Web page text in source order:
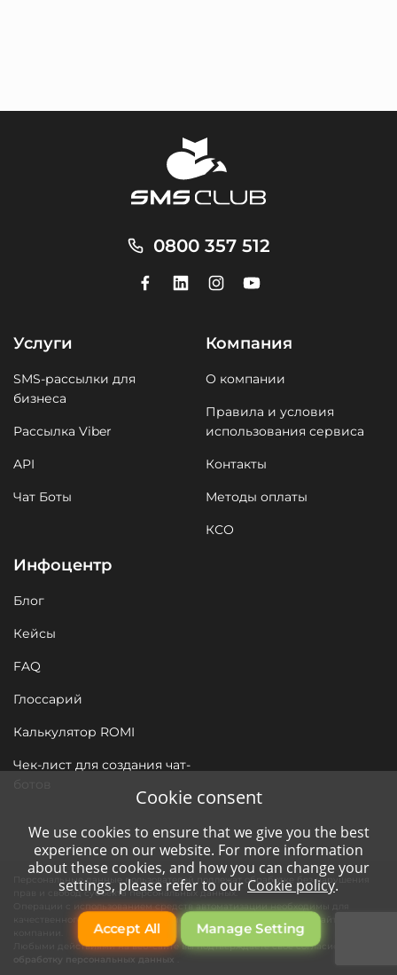
0800 357 512
Услуги
SMS-рассылки для
бизнеса
Рассылка Viber
API
Чат Боты
Компания
О компании
Правила и условия
использования сервиса
Контакты
Методы оплаты
КСО
Инфоцентр
Блог
Кейсы
FAQ
Глоссарий
Калькулятор ROMI
Чек-лист для создания чат-
Персональные данные пользователей подлежат обработке без нарушения
прав и свобод субъекта персональных данных.
Операции с использованием средств автоматизации необходимы для
качественного сервиса нашим клиентам и функционирования сайта
Любыми действиями на веб-сайте вы подтверждаете свое согласие на
обработку персональных данных
Cookie consent
We use cookies to ensure that we give you the best
experience on our website. For more information
about these cookies, and how you can change your
settings, please refer to our Cookie policy.
Accept All Manage Setting